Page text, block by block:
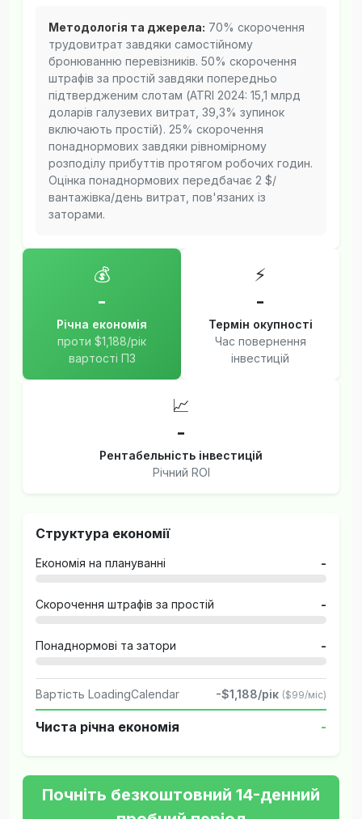
Методологія та джерела: 70% скорочення
трудовитрат завдяки самостійному
бронюванню перевізників. 50% скорочення
штрафів за простій завдяки попередньо
підтвердженим слотам (ATRI 2024: 15,1 млрд
доларів галузевих витрат, 39,3% зупинок
включають простій). 25% скорочення
понаднормових завдяки рівномірному
розподілу прибуттів протягом робочих годин.
Оцінка понаднормових передбачає 2 $/
вантажівка/день витрат, пов'язаних із
заторами.
💰
-
Річна економія
проти $1,188/рік
вартості ПЗ
⚡
-
Термін окупності
Час повернення
інвестицій
📈
-
Рентабельність інвестицій
Річний ROI
Структура економії
Економія на плануванні -
Скорочення штрафів за простій -
Понаднормові та затори -
Вартість LoadingCalendar -$1,188/рік ($99/міс)
Чиста річна економія -
Почніть безкоштовний 14-денний